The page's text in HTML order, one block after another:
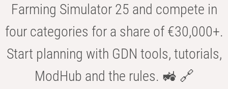
Farming Simulator 25 and compete in
four categories for a share of €30,000+.
Start planning with GDN tools, tutorials,
ModHub and the rules. 🚜 🔗